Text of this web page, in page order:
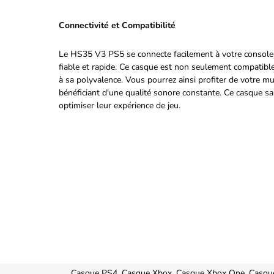
Connectivité et Compatibilité
Le HS35 V3 PS5 se connecte facilement à votre
fiable et rapide. Ce casque est non seulement
à sa polyvalence. Vous pourrez ainsi profiter de votre
bénéficiant d'une qualité sonore constante. Ce casque
optimiser leur expérience de jeu.